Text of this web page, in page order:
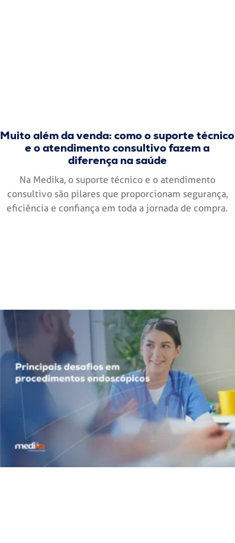
Muito além da venda: como o suporte técnico
e o atendimento consultivo fazem a
diferença na saúde
Na Medika, o suporte técnico e o atendimento
consultivo são pilares que proporcionam segurança,
eficiência e confiança em toda a jornada de compra.